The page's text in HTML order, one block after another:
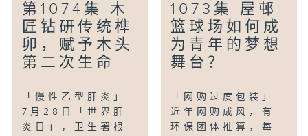
第1074集 木
匠钻研传统榫
卯，赋予木头
第二次生命
「慢性乙型肝炎」
7月28日「世界肝
炎日」，卫生署根
1073集 屋邨
篮球场如何成
为青年的梦想
舞台？
「网购过度包装」
近年网购成风，有
环保团体推算，每